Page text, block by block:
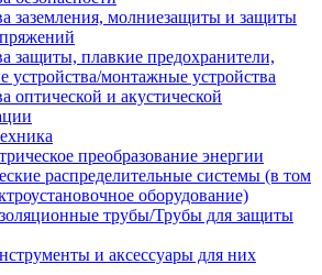
заземления, молниезащиты и защиты
защиты, плавкие предохранители,
устройства/монтажные устройства
оптической и акустической
преобразование энергии
распределительные системы (в том
оборудование)
трубы/Трубы для защиты
и аксессуары для них